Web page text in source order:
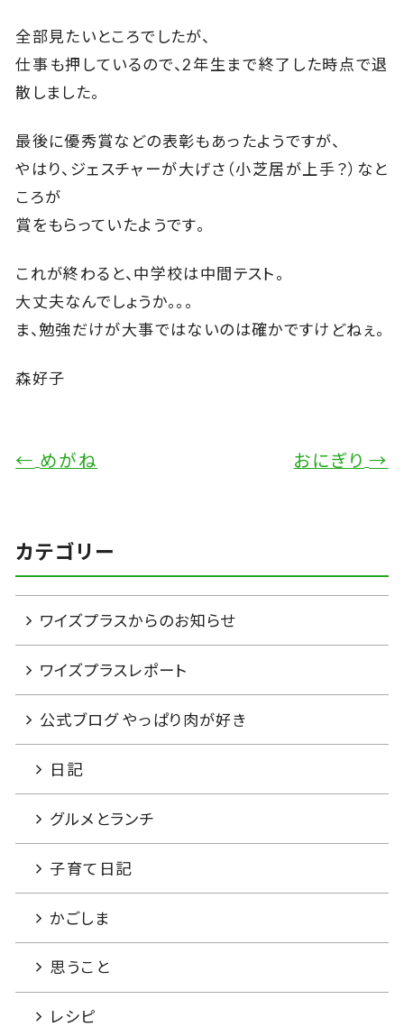
全部見たいところでしたが、
仕事も押しているので、2年生まで終了した時点で退
散しました。
最後に優秀賞などの表彰もあったようですが、
やはり、ジェスチャーが大げさ（小芝居が上手？）なと
ころが
賞をもらっていたようです。
これが終わると、中学校は中間テスト。
大丈夫なんでしょうか。。。
ま、勉強だけが大事ではないのは確かですけどねぇ。
森好子
← めがね おにぎり →
カテゴリー
ワイズプラスからのお知らせ
ワイズプラスレポート
公式ブログ やっぱり肉が好き
日記
グルメとランチ
子育て日記
かごしま
思うこと
レシピ